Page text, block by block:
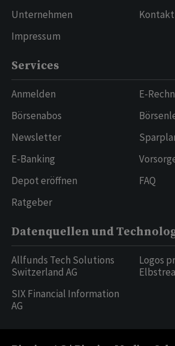
Unternehmen
Impressum
Kontakt
Services
Anmelden
Börsenabos
Newsletter
E-Banking
Depot eröffnen
Ratgeber
E-
FAQ
Datenquellen und
Allfunds Tech Solutions
Switzerland AG
SIX Financial Information
AG
Logos